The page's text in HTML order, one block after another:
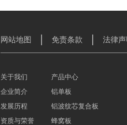
网站地图 免责条款 法律
关于我们
企业简介
发展历程
资质与荣誉
产品中心
铝单板
铝波纹芯复合板
蜂窝板